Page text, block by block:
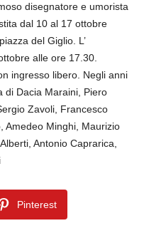
disegnatore e umorista
dal 10 al 17 ottobre
del Giglio. L’
alle ore 17.30.
ingresso libero. Negli anni
di Dacia Maraini, Piero
Zavoli, Francesco
Amedeo Minghi, Maurizio
Antonio Caprarica,
Pinterest